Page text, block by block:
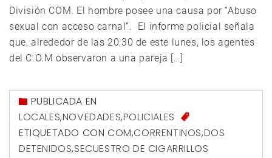
División COM. El hombre posee una causa por “Abuso
sexual con acceso carnal”. El informe policial señala
que, alrededor de las 20:30 de este lunes, los agentes
del C.O.M observaron a una pareja […]
PUBLICADA EN
LOCALES,NOVEDADES,POLICIALES
ETIQUETADO CON COM,CORRENTINOS,DOS
DETENIDOS,SECUESTRO DE CIGARRILLOS